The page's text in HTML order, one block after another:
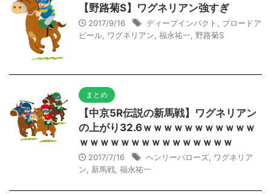
【野路菊S】ワグネリアン強すぎ
2017/9/16 ディープインパクト
ブロードア
ピール ワグネリアン 福永祐一 野路菊S
まとめ
【中京5R伝説の新馬戦】ワグネリアン
の上がり32.6ｗｗｗｗｗｗｗｗｗｗｗ
ｗｗｗｗｗｗｗｗｗｗｗｗｗｗｗ
2017/7/16 ヘンリーバローズ, ワグネリア
ン, 新馬戦, 福永祐一